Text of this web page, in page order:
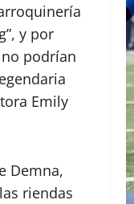
y por
podrían
Emily
Demna,
riendas